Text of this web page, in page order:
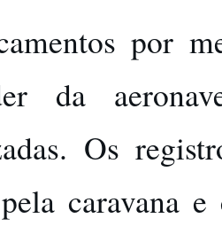
por
da
Os
caravana